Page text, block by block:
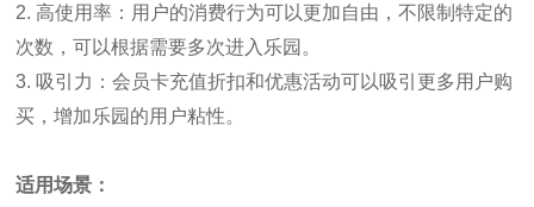
2. 高使用率：用户的消费行为可以更加自由，不限制特定的
次数，可以根据需要多次进入乐园。
3. 吸引力：会员卡充值折扣和优惠活动可以吸引更多用户购
买，增加乐园的用户粘性。
适用场景：